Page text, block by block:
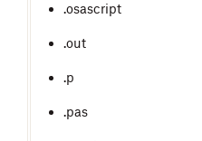
.osascript
.out
.p
.pas